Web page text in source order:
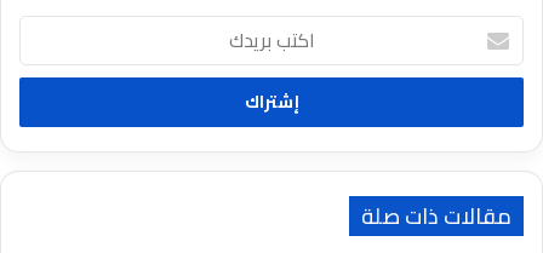
ا
ت
ب
ر
ي
د
كمقالات ذات صلة